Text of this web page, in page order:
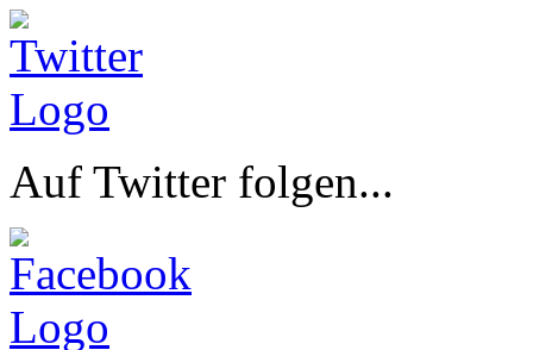
Auf Twitter folgen...